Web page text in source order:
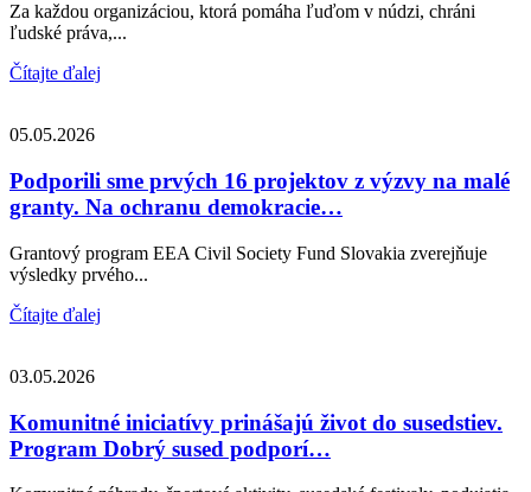
Za každou organizáciou, ktorá pomáha ľuďom v núdzi, chráni
ľudské práva,...
Čítajte ďalej
05.05.2026
Podporili sme prvých 16 projektov z výzvy na malé
granty. Na ochranu demokracie…
Grantový program EEA Civil Society Fund Slovakia zverejňuje
výsledky prvého...
Čítajte ďalej
03.05.2026
Komunitné iniciatívy prinášajú život do susedstiev.
Program Dobrý sused podporí…